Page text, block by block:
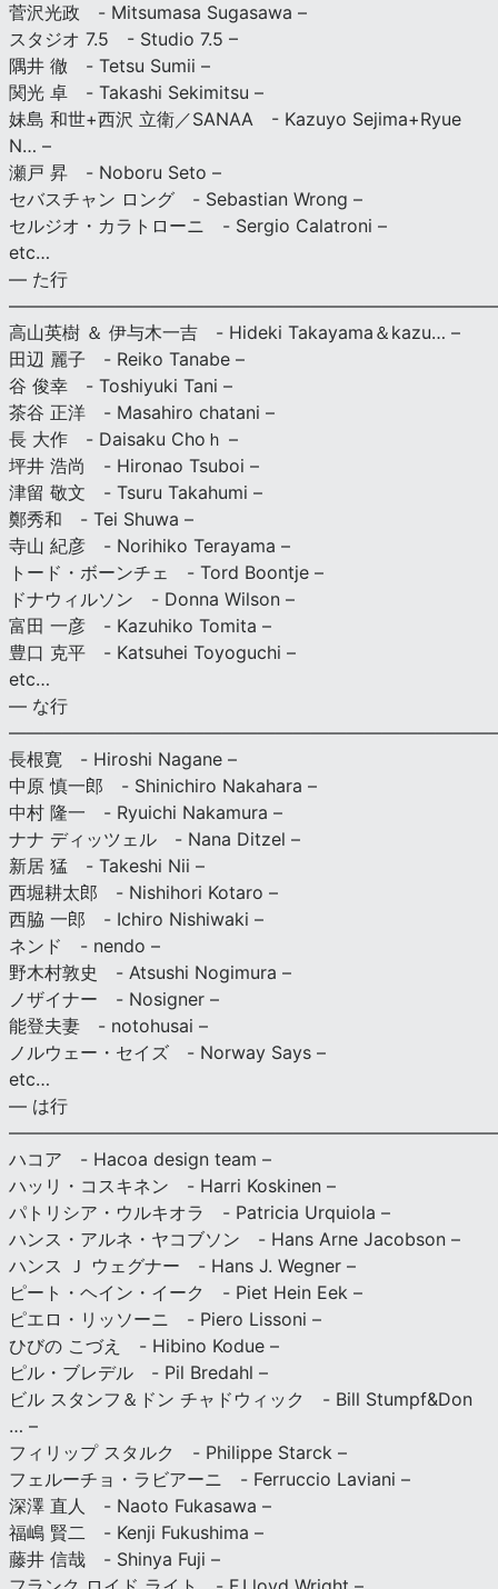
菅沢光政 - Mitsumasa Sugasawa –
スタジオ 7.5 - Studio 7.5 –
隅井 徹 - Tetsu Sumii –
関光 卓 - Takashi Sekimitsu –
妹島 和世+西沢 立衛／SANAA - Kazuyo Sejima+Ryue
N… –
瀬戸 昇 - Noboru Seto –
セバスチャン ロング - Sebastian Wrong –
セルジオ・カラトローニ - Sergio Calatroni –
etc…
— た行
高山英樹 ＆ 伊与木一吉 - Hideki Takayama＆kazu… –
田辺 麗子 - Reiko Tanabe –
谷 俊幸 - Toshiyuki Tani –
茶谷 正洋 - Masahiro chatani –
長 大作 - Daisaku Choｈ –
坪井 浩尚 - Hironao Tsuboi –
津留 敬文 - Tsuru Takahumi –
鄭秀和 - Tei Shuwa –
寺山 紀彦 - Norihiko Terayama –
トード・ボーンチェ - Tord Boontje –
ドナウィルソン - Donna Wilson –
富田 一彦 - Kazuhiko Tomita –
豊口 克平 - Katsuhei Toyoguchi –
etc…
— な行
長根寛 - Hiroshi Nagane –
中原 慎一郎 - Shinichiro Nakahara –
中村 隆一 - Ryuichi Nakamura –
ナナ ディッツェル - Nana Ditzel –
新居 猛 - Takeshi Nii –
西堀耕太郎 - Nishihori Kotaro –
西脇 一郎 - Ichiro Nishiwaki –
ネンド - nendo –
野木村敦史 - Atsushi Nogimura –
ノザイナー - Nosigner –
能登夫妻 - notohusai –
ノルウェー・セイズ - Norway Says –
etc…
— は行
ハコア - Hacoa design team –
ハッリ・コスキネン - Harri Koskinen –
パトリシア・ウルキオラ - Patricia Urquiola –
ハンス・アルネ・ヤコブソン - Hans Arne Jacobson –
ハンス Ｊ ウェグナー - Hans J. Wegner –
ピート・ヘイン・イーク - Piet Hein Eek –
ピエロ・リッソーニ - Piero Lissoni –
ひびの こづえ - Hibino Kodue –
ピル・ブレデル - Pil Bredahl –
ビル スタンフ＆ドン チャドウィック - Bill Stumpf&Don
… –
フィリップ スタルク - Philippe Starck –
フェルーチョ・ラビアーニ - Ferruccio Laviani –
深澤 直人 - Naoto Fukasawa –
福嶋 賢二 - Kenji Fukushima –
藤井 信哉 - Shinya Fuji –